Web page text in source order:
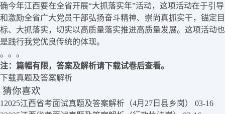
确今年江西要在全省开展“大抓落实年”活动，这项活动在于引导
和激励全省广大党员干部弘扬奋斗精神、崇尚真抓实干，锚定目
标、大抓落实，切实以高质量落实推进高质量发展。这项活动也
是践行我党优良传统的体现。
。。。
注：篇幅有限，答案及解析请下载试卷后查看。
下载真题及答案解析
猜你喜欢
1 2025江西省考面试真题及答案解析（4月27日县乡岗）
03-16